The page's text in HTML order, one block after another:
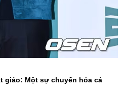
giáo: Một sự chuyển hóa cá